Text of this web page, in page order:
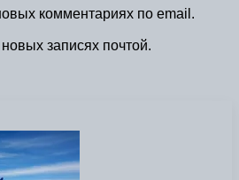
комментариях по email.
записях почтой.